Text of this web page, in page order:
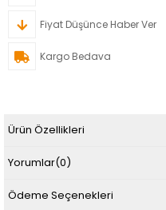
Fiyat Düşünce Haber Ver
Kargo Bedava
Ürün Özellikleri
Yorumlar(0)
Ödeme Seçenekleri